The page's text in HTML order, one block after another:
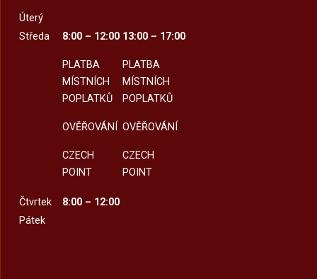
Úterý
Středa
8:00 – 12:00
PLATBA
MÍSTNÍCH
POPLATKŮ
OVĚŘOVÁNÍ
CZECH
POINT
13:00 – 17:00
PLATBA
MÍSTNÍCH
POPLATKŮ
OVĚŘOVÁNÍ
CZECH
POINT
Čtvrtek
8:00 – 12:00
Pátek